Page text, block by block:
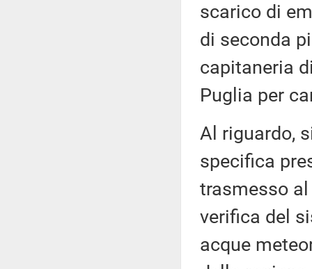
scarico di
di seconda
capitaneria
Puglia per
Al riguardo,
specifica
trasmesso
verifica del
acque